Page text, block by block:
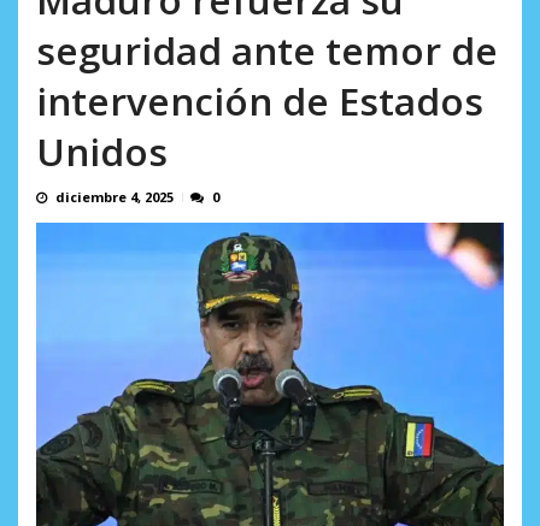
seguridad ante temor de
intervención de Estados
Unidos
diciembre 4, 2025 0